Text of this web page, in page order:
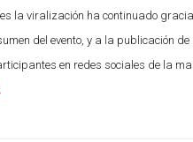
la viralización ha continuado
del evento, y a la publicación de
en redes sociales de la